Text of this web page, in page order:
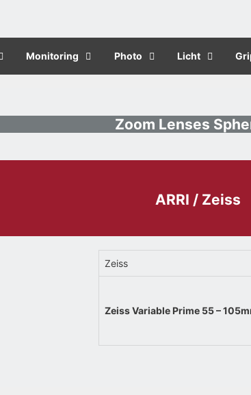
Monitoring Photo Licht
Zoom Lenses
ARRI / Zeiss
Zeiss
Zeiss Variable Prime 55 –